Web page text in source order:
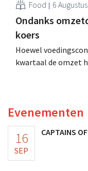
Food 6
Ondanks
koers
Hoewel
kwartaal de omzet
Evenementen
16
SEP
CAPTAINS